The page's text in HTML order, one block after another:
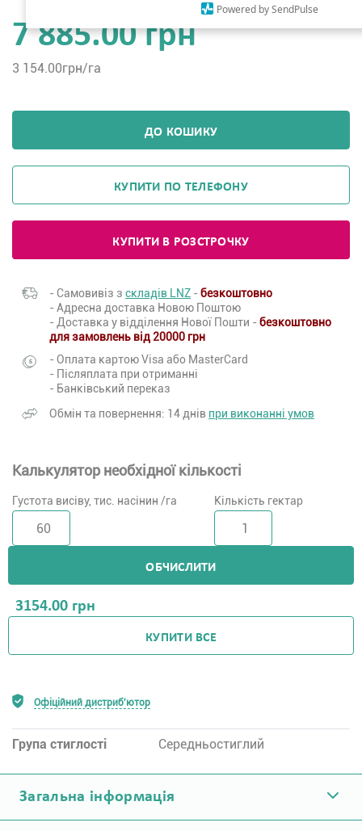
Powered by SendPulse
7 885.00 грн
3 154.00грн/га
ДО КОШИКУ
КУПИТИ ПО ТЕЛЕФОНУ
КУПИТИ В РОЗСТРОЧКУ
- Самовивіз з складів LNZ - безкоштовно
- Адресна доставка Новою Поштою
- Доставка у відділення Нової Пошти - безкоштовно
для замовлень від 20000 грн
- Оплата картою Visa або MasterCard
- Післяплата при отриманні
- Банківський переказ
Обмін та повернення: 14 днів при виконанні умов
Калькулятор необхідної кількості
Густота висіву, тис. насінин /га Кількість гектар
ОБЧИСЛИТИ
3154.00 грн
КУПИТИ ВСЕ
Офіційний дистриб'ютор
Група стиглості Середньостиглий
Загальна інформація